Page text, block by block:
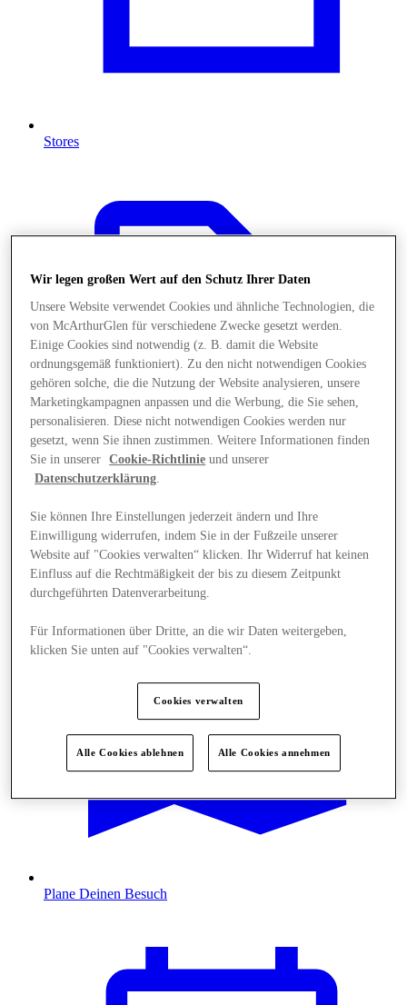
Stores
Angebote
Plane Deinen Besuch
Wir legen großen Wert auf den Schutz Ihrer Daten
Unsere Website verwendet Cookies und ähnliche Technologien, die
von McArthurGlen für verschiedene Zwecke gesetzt werden.
Einige Cookies sind notwendig (z. B. damit die Website
ordnungsgemäß funktioniert). Zu den nicht notwendigen Cookies
gehören solche, die die Nutzung der Website analysieren, unsere
Marketingkampagnen anpassen und die Werbung, die Sie sehen,
personalisieren. Diese nicht notwendigen Cookies werden nur
gesetzt, wenn Sie ihnen zustimmen. Weitere Informationen finden
Sie in unserer
Cookie-Richtlinie und unserer
Datenschutzerklärung
Sie können Ihre Einstellungen jederzeit ändern und Ihre
Einwilligung widerrufen, indem Sie in der Fußzeile unserer
Website auf "Cookies verwalten“ klicken. Ihr Widerruf hat keinen
Einfluss auf die Rechtmäßigkeit der bis zu diesem Zeitpunkt
durchgeführten Datenverarbeitung.
Für Informationen über Dritte, an die wir Daten weitergeben,
klicken Sie unten auf "Cookies verwalten“.
Cookies verwalten
Alle Cookies ablehnen Alle Cookies annehmen